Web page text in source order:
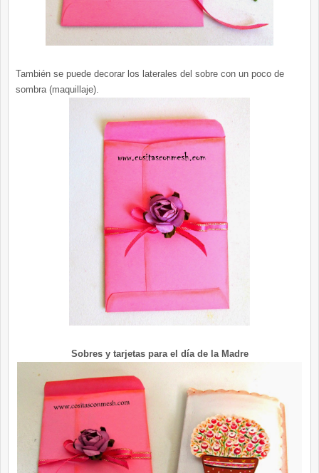
También se puede decorar los laterales del sobre con un poco de
sombra (maquillaje).
Sobres y tarjetas para el día de la Madre